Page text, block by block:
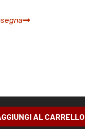
AL CARRELLO